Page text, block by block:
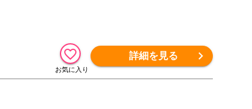
詳細を見る